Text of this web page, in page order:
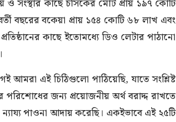
ও সংস্থার কাছে চসিকের মোট প্রায় ১৯৭ কোটি
বছরের বকেয়া প্রায় ১৫৪ কোটি ৬৮ লাখ এবং
কাছে ইতোমধ্যে ডিও লেটার পাঠানো
এই চিঠিগুলো পাঠিয়েছি, যাতে সংশ্লিষ্ট
জন্য প্রয়োজনীয় অর্থ বরাদ্দ রাখতে
পাওনা আদায় করেছি। একইভাবে এই ২৫টি